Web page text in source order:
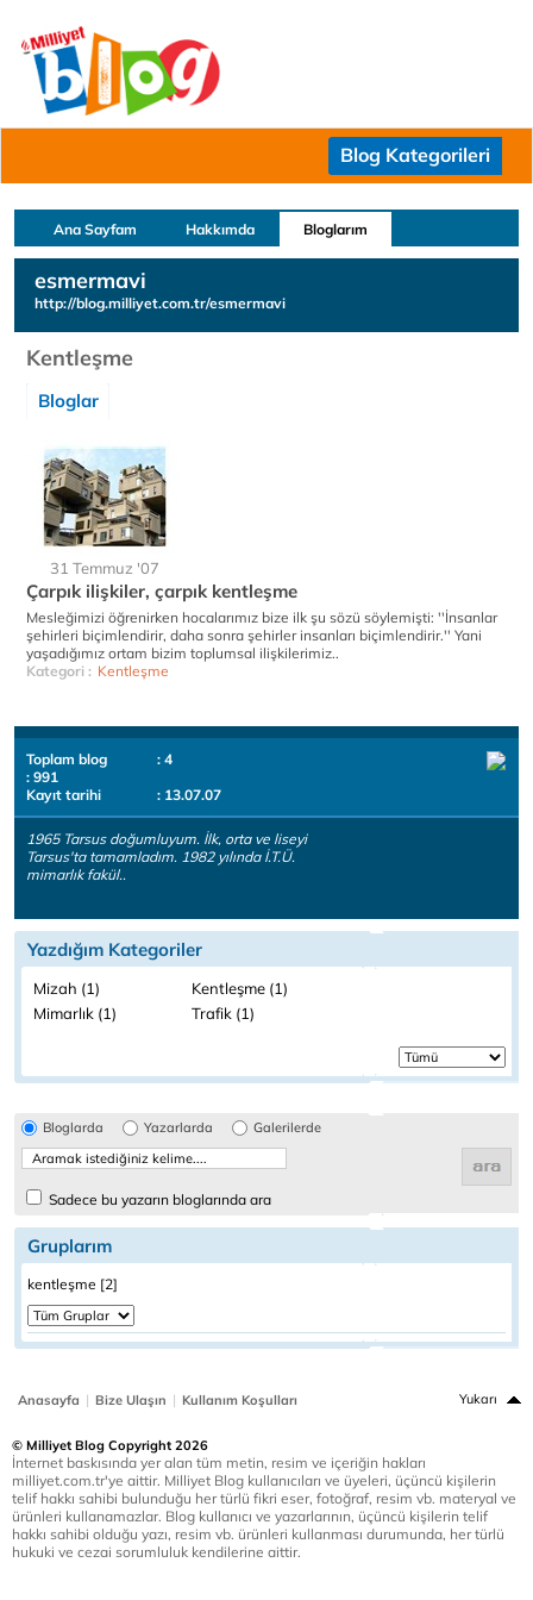
Blog Kategorileri
Ana Sayfam Hakkımda Bloglarım
esmermavi
http://blog.milliyet.com.tr/esmermavi
Kentleşme
Bloglar
31 Temmuz '07
Çarpık ilişkiler, çarpık kentleşme
Mesleğimizi öğrenirken hocalarımız bize ilk şu sözü söylemişti: ''İnsanlar
şehirleri biçimlendirir, daha sonra şehirler insanları biçimlendirir.'' Yani
yaşadığımız ortam bizim toplumsal ilişkilerimiz..
Kategori : Kentleşme
Toplam blog
: 4
: 991
Kayıt tarihi
: 13.07.07
1965 Tarsus doğumluyum. İlk, orta ve liseyi
Tarsus'ta tamamladım. 1982 yılında İ.T.Ü.
mimarlık fakül..
Yazdığım Kategoriler
Mizah (1)
Kentleşme (1)
Mimarlık (1)
Trafik (1)
Bloglarda Yazarlarda Galerilerde
Sadece bu yazarın bloglarında ara
Gruplarım
kentleşme [2]
Anasayfa | Bize Ulaşın | Kullanım Koşulları Yukarı
© Milliyet Blog Copyright 2026
İnternet baskısında yer alan tüm metin, resim ve içeriğin hakları
milliyet.com.tr'ye aittir. Milliyet Blog kullanıcıları ve üyeleri, üçüncü kişilerin
telif hakkı sahibi bulunduğu her türlü fikri eser, fotoğraf, resim vb. materyal ve
ürünleri kullanamazlar. Blog kullanıcı ve yazarlarının, üçüncü kişilerin telif
hakkı sahibi olduğu yazı, resim vb. ürünleri kullanması durumunda, her türlü
hukuki ve cezai sorumluluk kendilerine aittir.